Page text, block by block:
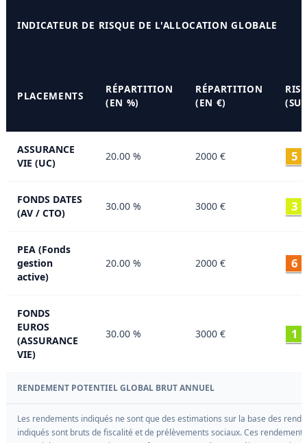
INDICATEUR DE RISQUE DE L'ALLOCATION GLOBALE
PLACEMENTS
RÉPARTITION
(EN %)
RÉPARTITION
(EN €)
ASSURANCE
VIE (UC)
20.00 % 2000 € 5
FONDS DATES
(AV / CTO)
30.00 % 3000 € 3
PEA (Fonds
gestion
active)
20.00 % 2000 € 6
FONDS
EUROS
(ASSURANCE
VIE)
30.00 % 3000 € 1
RENDEMENT POTENTIEL GLOBAL BRUT ANNUEL
Les rendements indiqués ne sont que des estimations sur la base des
indiqués sont bruts de fiscalité et de prélèvements sociaux. Ces